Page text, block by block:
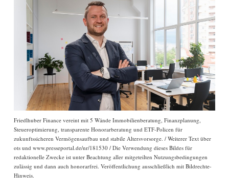
Friedlhuber Finance vereint mit 5 Wände Immobilienberatung, Finanzplanung,
Steueroptimierung, transparente Honorarberatung und ETF-Policen für
zukunftssicheren Vermögensaufbau und stabile Altersvorsorge. / Weiterer Text über
ots und www.presseportal.de/nr/181530 / Die Verwendung dieses Bildes für
redaktionelle Zwecke ist unter Beachtung aller mitgeteilten Nutzungsbedingungen
zulässig und dann auch honorarfrei. Veröffentlichung ausschließlich mit Bildrechte-
Hinweis.